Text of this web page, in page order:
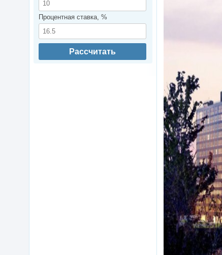
Процентная ставка, %
Рассчитать